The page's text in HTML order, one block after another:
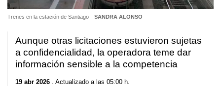
Trenes en la estación de Santiago SANDRA ALONSO
Aunque otras licitaciones estuvieron sujetas
a confidencialidad, la operadora teme dar
información sensible a la competencia
19 abr 2026 . Actualizado a las 05:00 h.